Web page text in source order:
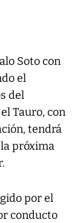
Soto con
el
del
Tauro, con
tendrá
próxima
por el
conducto